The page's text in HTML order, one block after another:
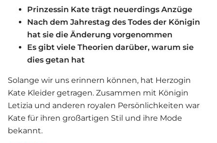
Prinzessin Kate trägt neuerdings Anzüge
Nach dem Jahrestag des Todes der Königin
hat sie die Änderung vorgenommen
Es gibt viele Theorien darüber, warum sie
dies getan hat
Solange wir uns erinnern können, hat Herzogin
Kate Kleider getragen. Zusammen mit Königin
Letizia und anderen royalen Persönlichkeiten war
Kate für ihren großartigen Stil und ihre Mode
bekannt.